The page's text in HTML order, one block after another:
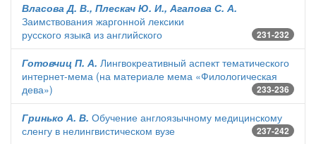
Власова Д. В., Плескач Ю. И., Агапова С. А.
Заимствования жаргонной лексики
русского языкa из английского
231-232
Готовчиц П. А. Лингвокреативный аспект тематического
интернет-мема (на материале мема «Филологическая
дева»)
233-236
Гринько А. В. Обучение англоязычному медицинскому
сленгу в нелингвистическом вузе
237-242